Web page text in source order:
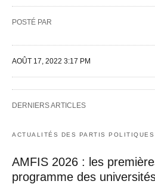
POSTÉ PAR
AOÛT 17, 2022 3:17 PM
DERNIERS ARTICLES
ACTUALITÉS DES PARTIS POLITIQUES
AMFIS 2026 : les
programme des